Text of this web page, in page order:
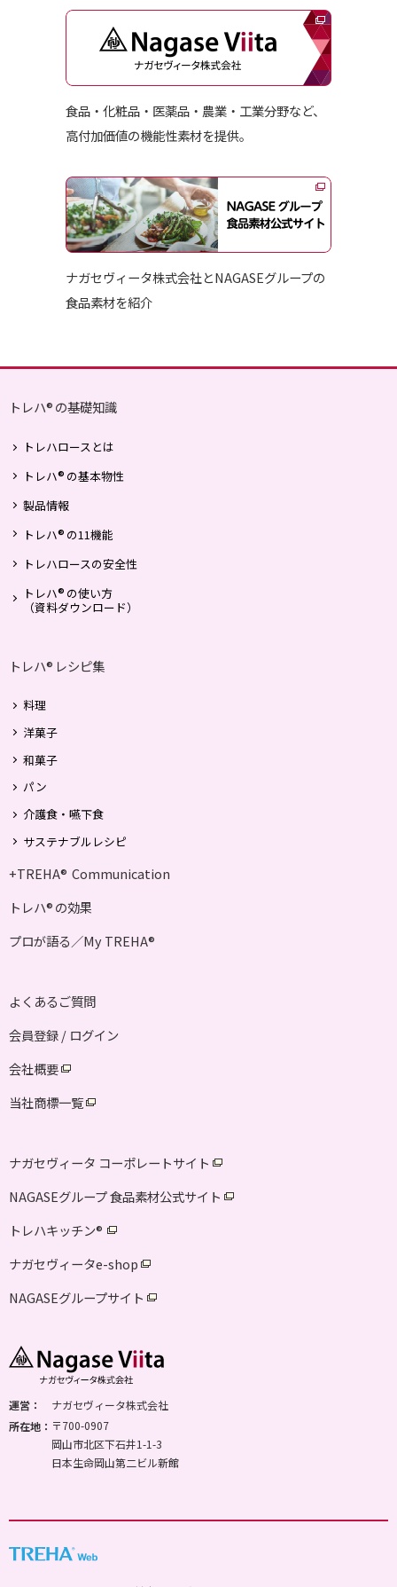
⾷品・化粧品・医薬品・農業・⼯業分野など、
⾼付加価値の機能性素材を提供。
ナガセヴィータ株式会社と​NAGASEグループの
食品素材を紹介​
トレハ® の基礎知識
トレハロースとは
トレハ® の基本物性
製品情報
トレハ® の11機能
トレハロースの安全性
トレハ® の使い方
（資料ダウンロード）
トレハ® レシピ集
料理
洋菓子
和菓子
パン
介護食・嚥下食
サステナブルレシピ
+TREHA® Communication
トレハ® の効果
プロが語る／My TREHA®
よくあるご質問
会員登録 / ログイン
会社概要
当社商標一覧
ナガセヴィータ コーポレートサイト
NAGASEグループ 食品素材公式サイト
トレハキッチン®
ナガセヴィータe-shop
NAGASEグループサイト
運営：
ナガセヴィータ株式会社
所在地： 〒700-0907
岡山市北区下石井1-1-3
日本生命岡山第二ビル新館